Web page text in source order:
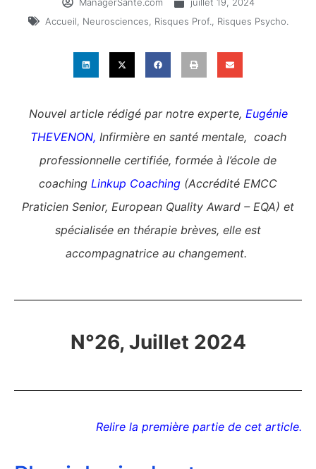
Accueil
Neurosciences Risques Prof. Risques Psycho.
Nouvel article rédigé par notre experte, Eugénie
THEVENON, Infirmière en santé mentale, coach
professionnelle certifiée, formée à l’école de
coaching Linkup Coaching (Accrédité EMCC
Praticien Senior, European Quality Award – EQA) et
spécialisée en thérapie brèves, elle est
accompagnatrice au changement.
N°26, Juillet 2024
Relire la première partie de cet article.